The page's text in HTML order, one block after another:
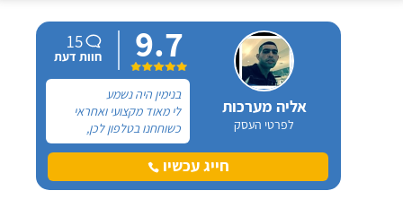
אליה מערכות
לפרטי העסק
9.7
15
חוות דעת
בנימין היה נשמע
לי מאוד מקצועי ואחראי
כשוחחנו בטלפון לכן,
הזמנתי אותו להחלפת דוד
שמש וקולטים בבניין בו אני
גרה והוא אכן נתן שירות
חייג עכשיו